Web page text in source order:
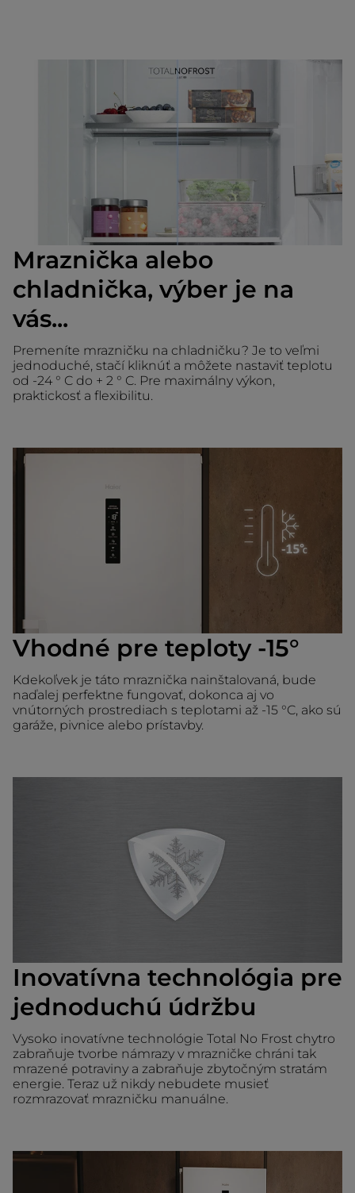
Mraznička alebo
chladnička, výber je na
vás...
Premeníte mrazničku na chladničku? Je to veľmi
jednoduché, stačí kliknúť a môžete nastaviť teplotu
od -24 ° C do + 2 ° C. Pre maximálny výkon,
praktickosť a flexibilitu.
Vhodné pre teploty -15°
Kdekoľvek je táto mraznička nainštalovaná, bude
naďalej perfektne fungovať, dokonca aj vo
vnútorných prostrediach s teplotami až -15 °C, ako sú
garáže, pivnice alebo prístavby.
Inovatívna technológia pre
jednoduchú údržbu
Vysoko inovatívne technológie Total No Frost chytro
zabraňuje tvorbe námrazy v mrazničke chráni tak
mrazené potraviny a zabraňuje zbytočným stratám
energie. Teraz už nikdy nebudete musieť
rozmrazovať mrazničku manuálne.